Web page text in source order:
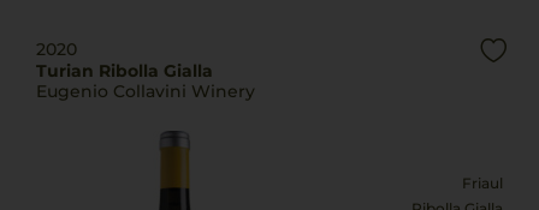
2020
Turian Ribolla Gialla
Eugenio Collavini Winery
Friaul